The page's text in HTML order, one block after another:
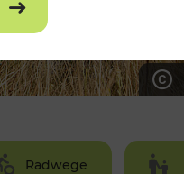
Radwege